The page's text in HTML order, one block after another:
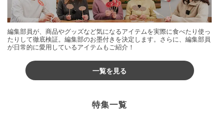
編集部員が、商品やグッズなど気になるアイテムを実際に食べたり使っ
たりして徹底検証。編集部のお墨付きを決定します。さらに、編集部員
が日常的に愛用しているアイテムもご紹介！
一覧を見る
特集一覧